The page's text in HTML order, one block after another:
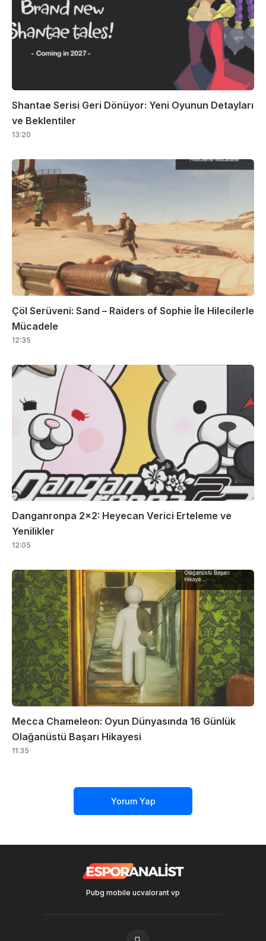
Shantae Serisi Geri Dönüyor: Yeni Oyunun Detayları
ve Beklentiler
13:20
Çöl Serüveni: Sand – Raiders of Sophie İle Hilecilerle
Mücadele
12:35
Danganronpa 2×2: Heyecan Verici Erteleme ve
Yenilikler
12:05
Mecca Chameleon: Oyun Dünyasında 16 Günlük
Olağanüstü Başarı Hikayesi
11:35
Yorum Yap
Pubg mobile ucvalorant vp